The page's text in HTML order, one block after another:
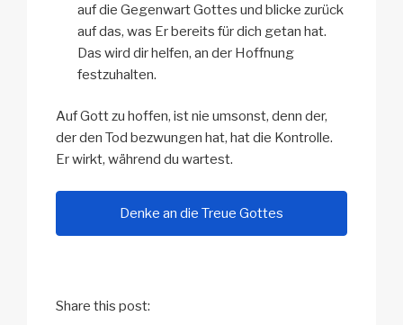
auf die Gegenwart Gottes und blicke zurück
auf das, was Er bereits für dich getan hat.
Das wird dir helfen, an der Hoffnung
festzuhalten.
Auf Gott zu hoffen, ist nie umsonst, denn der,
der den Tod bezwungen hat, hat die Kontrolle.
Er wirkt, während du wartest.
Denke an die Treue Gottes
Share this post: